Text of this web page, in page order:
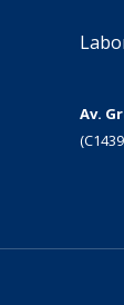
Av.